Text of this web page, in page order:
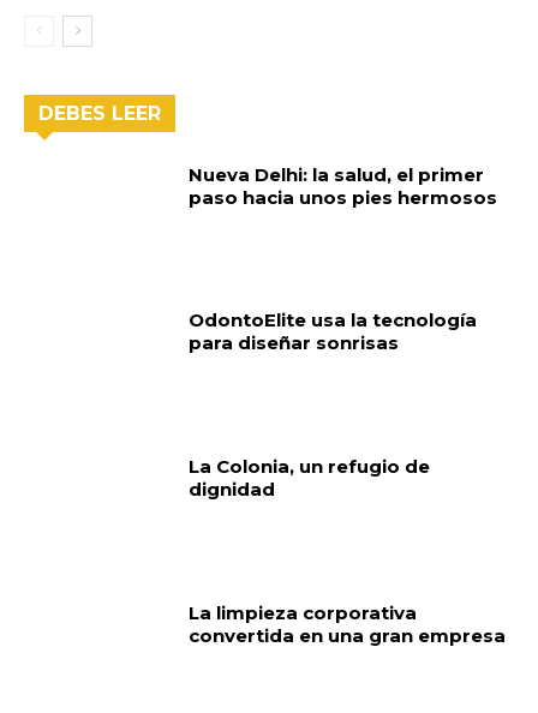
DEBES LEER
Nueva Delhi: la salud, el primer
paso hacia unos pies hermosos
OdontoElite usa la tecnología
para diseñar sonrisas
La Colonia, un refugio de
dignidad
La limpieza corporativa
convertida en una gran empresa